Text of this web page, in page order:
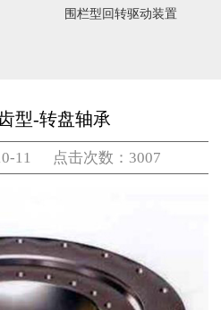
围栏型回转驱动装置
型-转盘轴承
11 点击次数：3007